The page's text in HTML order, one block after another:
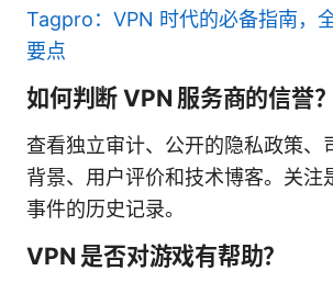
Tagpro：VPN 时代的必备指南，
要点
如何判断 VPN 服务商的信誉？
查看独立审计、公开的隐私政策、
背景、用户评价和技术博客。关注
事件的历史记录。
VPN 是否对游戏有帮助？